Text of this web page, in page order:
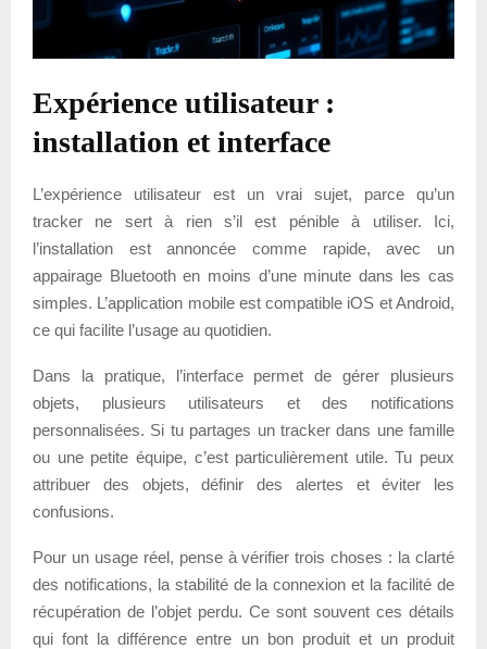
Expérience utilisateur :
installation et interface
L’expérience utilisateur est un vrai sujet, parce qu’un
tracker ne sert à rien s’il est pénible à utiliser. Ici,
l’installation est annoncée comme rapide, avec un
appairage Bluetooth en moins d’une minute dans les cas
simples. L’application mobile est compatible iOS et Android,
ce qui facilite l’usage au quotidien.
Dans la pratique, l’interface permet de gérer plusieurs
objets, plusieurs utilisateurs et des notifications
personnalisées. Si tu partages un tracker dans une famille
ou une petite équipe, c’est particulièrement utile. Tu peux
attribuer des objets, définir des alertes et éviter les
confusions.
Pour un usage réel, pense à vérifier trois choses : la clarté
des notifications, la stabilité de la connexion et la facilité de
récupération de l’objet perdu. Ce sont souvent ces détails
qui font la différence entre un bon produit et un produit